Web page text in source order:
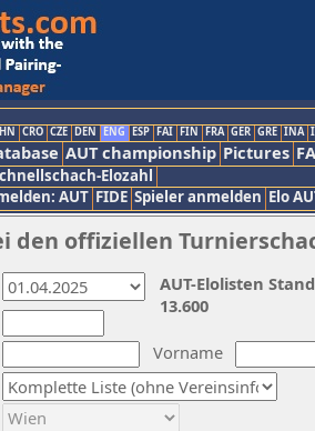
CRO CZE DEN ENG ESP FAI FIN FRA GER GRE INA
AUT championship Pictures
Elozahl
AUT FIDE Spieler anmelden Elo
den offiziellen
Vorname
AUT-Elolisten
13.600